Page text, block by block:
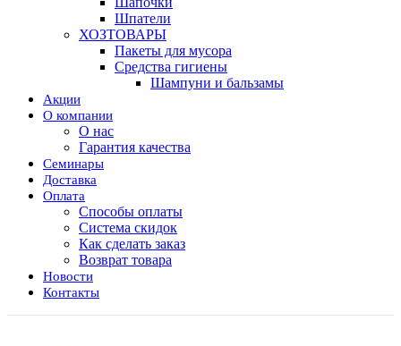
Шпатели
ХОЗТОВАРЫ
Пакеты для мусора
Средства гигиены
Шампуни и бальзамы
Акции
О компании
О нас
Гарантия качества
Семинары
Доставка
Оплата
Способы оплаты
Система скидок
Как сделать заказ
Возврат товара
Новости
Контакты